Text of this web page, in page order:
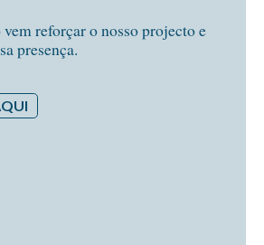
reforçar o nosso projecto e
presença.